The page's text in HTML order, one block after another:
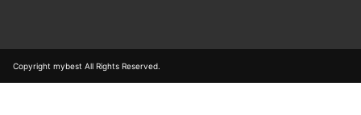
Copyright mybest All Rights Reserved.